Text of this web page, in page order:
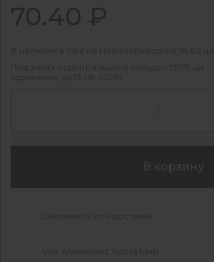
70.40 ₽
В наличии в Уфе на Новочеркасской 16: 82 шт
Под заказ с Центрального склада - 13579 шт
(привезем до 13.08.2026)
В корзину
Самовывоз или доставка
Visa, Mastercard, Карта Мир